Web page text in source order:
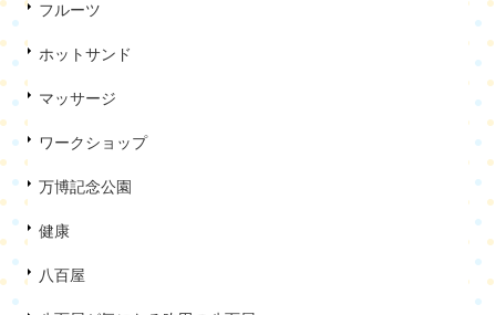
フルーツ
ホットサンド
マッサージ
ワークショップ
万博記念公園
健康
八百屋